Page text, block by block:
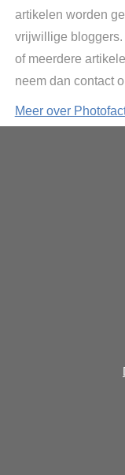
artikelen worden
vrijwillige bloggers.
of meerdere
neem dan contact
Meer over